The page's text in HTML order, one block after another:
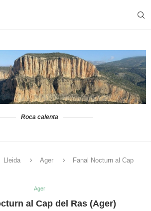
Roca calenta
Lleida Ager
Fanal Nocturn al Cap
Ager
al Cap del Ras (Ager)